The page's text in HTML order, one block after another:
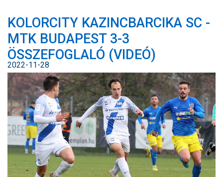
JEGYÉRTÉKESÍTÉS
WEBSHOP
STADION
EGYESÜLET
KAPCSOLAT
NYITÓLAP
HÍREK
CSAPATOK
MÉRKŐZÉSEK
KLUB
GALÉRIA
KOLORCITY KAZINCBARCIKA SC -
MTK BUDAPEST 3-3
ÖSSZEFOGLALÓ (VIDEÓ)
2022-11-28